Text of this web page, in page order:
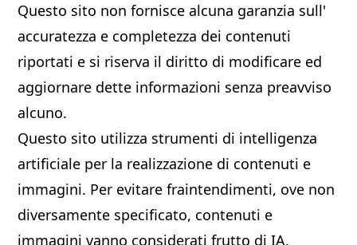
Questo sito non fornisce alcuna garanzia sull'
accuratezza e completezza dei contenuti
riportati e si riserva il diritto di modificare ed
aggiornare dette informazioni senza preavviso
alcuno.
Questo sito utilizza strumenti di intelligenza
artificiale per la realizzazione di contenuti e
immagini. Per evitare fraintendimenti, ove non
diversamente specificato, contenuti e
immagini vanno considerati frutto di IA.